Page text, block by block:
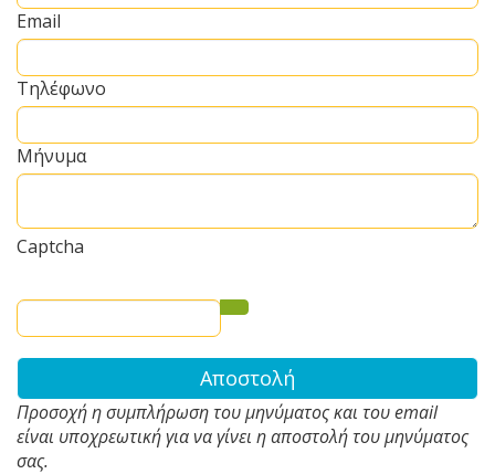
Email
Τηλέφωνο
Μήνυμα
Captcha
Αποστολή
Προσοχή η συμπλήρωση του μηνύματος και του email
είναι υποχρεωτική για να γίνει η αποστολή του μηνύματος
σας.